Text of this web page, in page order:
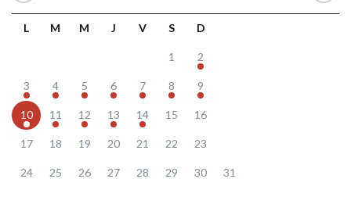
L M M J V S D
1 2
3 4 5 6 7 8 9
10 11 12 13 14 15 16
17 18 19 20 21 22 23
24 25 26 27 28 29 30 31